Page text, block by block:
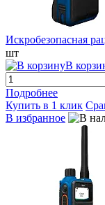
Искробезопасная
шт
В
Подробнее
Купить в 1 клик
В избранное